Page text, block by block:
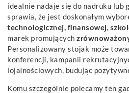
idealnie nadaje się do nadruku lub
sprawia, że jest doskonałym
technologicznej, finansowej,
marek promujących
Personalizowany stojak może
konferencji, kampanii
lojalnościowych, budując
Komu szczególnie polecamy ten